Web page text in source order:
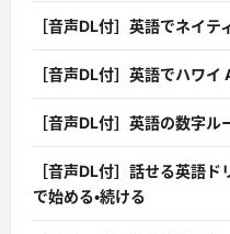
［音声DL付］英語でネイテ
［音声DL付］英語でハワ
［音声DL付］英語の数字ル
［音声DL付］話せる英語
で始める・続ける